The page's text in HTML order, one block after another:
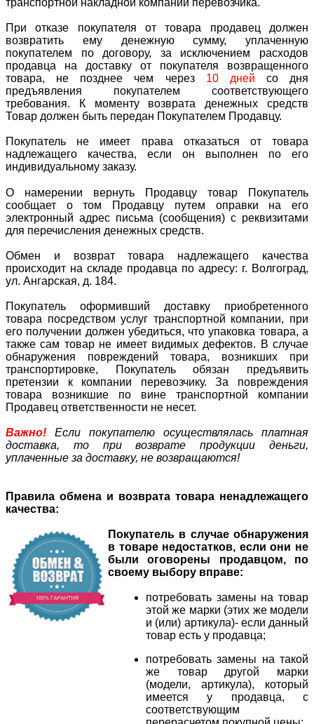
При отказе покупателя от товара продавец должен
возвратить ему денежную сумму, уплаченную
покупателем по договору, за исключением расходов
продавца на доставку от покупателя возвращенного
товара, не позднее чем через 10 дней со дня
предъявления покупателем соответствующего
требования. К моменту возврата денежных средств
Товар должен быть передан Покупателем Продавцу.
Покупатель не имеет права отказаться от товара
надлежащего качества, если он выполнен по его
индивидуальному заказу.
О намерении вернуть Продавцу товар Покупатель
сообщает о том Продавцу путем оправки на его
электронный адрес письма (сообщения) с реквизитами
для перечисления денежных средств.
Обмен и возврат товара надлежащего качества
происходит на складе продавца по адресу: г. Волгоград,
ул. Ангарская, д. 184.
Покупатель оформивший доставку приобретенного
товара посредством услуг транспортной компании, при
его получении должен убедиться, что упаковка товара, а
также сам товар не имеет видимых дефектов. В случае
обнаружения повреждений товара, возникших при
транспортировке, Покупатель обязан предъявить
претензии к компании перевозчику. За повреждения
товара возникшие по вине транспортной компании
Продавец ответственности не несет.
Важно! Если покупателю осуществлялась платная
доставка, то при возврате продукции деньги,
уплаченные за доставку, не возвращаются!
Правила обмена и возврата товара ненадлежащего
качества:
Покупатель в случае обнаружения
в товаре недостатков, если они не
были оговорены продавцом, по
своему выбору вправе:
потребовать замены на товар
этой же марки (этих же модели
и (или) артикула)- если данный
товар есть у продавца;
потребовать замены на такой
же товар другой марки
(модели, артикула), который
имеется у продавца, с
соответствующим